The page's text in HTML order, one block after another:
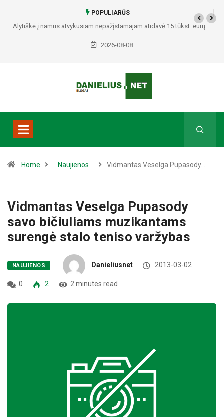
POPULIARŪS
Alytiškė į namus atvykusiam nepažįstamajam atidavė 15 tūkst. eurų –
policija pradėjo tyrimą
2026-08-08
Home Naujienos Vidmantas Veselga Pupasody…
Vidmantas Veselga Pupasody
savo bičiuliams muzikantams
surengė stalo teniso varžybas
NAUJIENOS Danieliusnet 2013-03-02
0 2 2 minutes read